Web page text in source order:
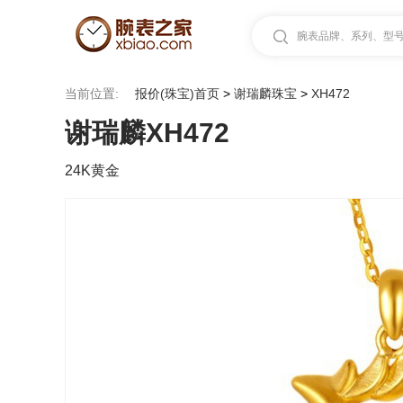
腕表品牌、系列、型
当前位置: 报价(珠宝)首页 > 谢瑞麟珠宝 > XH472
谢瑞麟XH472
24K黄金